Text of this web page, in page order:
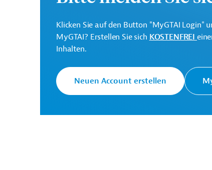
Afrikanische
Förderung eines
Finance
Klicken Sie auf den Button "MyGTAI Login"
MyGTAI? Erstellen Sie sich KOSTENFREI
Inhalten.
Neuen Account erstellen